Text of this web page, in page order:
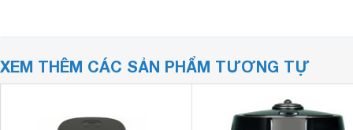
XEM THÊM CÁC SẢN PHẨM TƯƠNG TỰ